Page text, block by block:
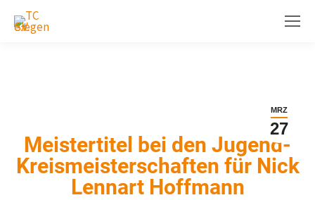
MRZ
27
Meistertitel bei den Jugend-
Kreismeisterschaften für Nick
Lennart Hoffmann